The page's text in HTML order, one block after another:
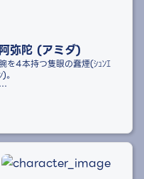
阿弥陀 (アミダ)
を4本持つ隻眼の蠢煙(ｼｭﾝｴ
。
害されてしまう。
弥陀は右目を失明するも、そ
の相者の心臓を喰らうことで
【血盆の相】(自身の血液を操れ